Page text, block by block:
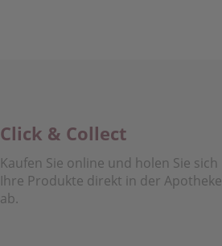
Click & Collect
Kaufen Sie online und holen Sie sich
Ihre Produkte direkt in der Apotheke
ab.